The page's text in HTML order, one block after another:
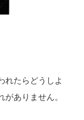
れたらどうしよ
ありません。